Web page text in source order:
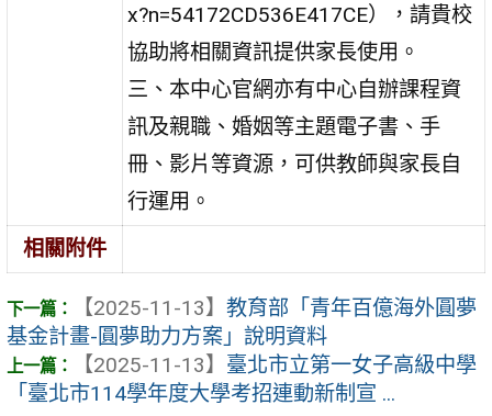
x?n=54172CD536E417CE），請貴校
協助將相關資訊提供家長使用。
三、本中心官網亦有中心自辦課程資
訊及親職、婚姻等主題電子書、手
冊、影片等資源，可供教師與家長自
行運用。
相關附件
【2025-11-13】 教育部「青年百億海外圓夢
基金計畫-圓夢助力方案」說明資料
【2025-11-13】 臺北市立第一女子高級中學
「臺北市114學年度大學考招連動新制宣 ...